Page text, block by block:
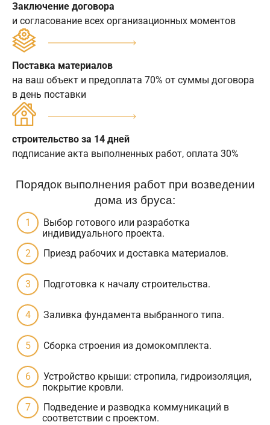
Заключение договора
и согласование всех организационных моментов
Поставка материалов
на ваш объект и предоплата 70% от суммы договора
в день поставки
строительство за 14 дней
подписание акта выполненных работ, оплата 30%
Порядок выполнения работ при возведении
дома из бруса:
Выбор готового или разработка
индивидуального проекта.
Приезд рабочих и доставка материалов.
Подготовка к началу строительства.
Заливка фундамента выбранного типа.
Сборка строения из домокомплекта.
Устройство крыши: стропила, гидроизоляция,
покрытие кровли.
Подведение и разводка коммуникаций в
соответствии с проектом.